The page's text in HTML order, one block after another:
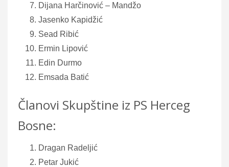
Dijana Harčinović – Mandžo
Jasenko Kapidžić
Sead Ribić
Ermin Lipović
Edin Durmo
Emsada Batić
Članovi Skupštine iz PS Herceg
Bosne:
Dragan Radeljić
Petar Jukić